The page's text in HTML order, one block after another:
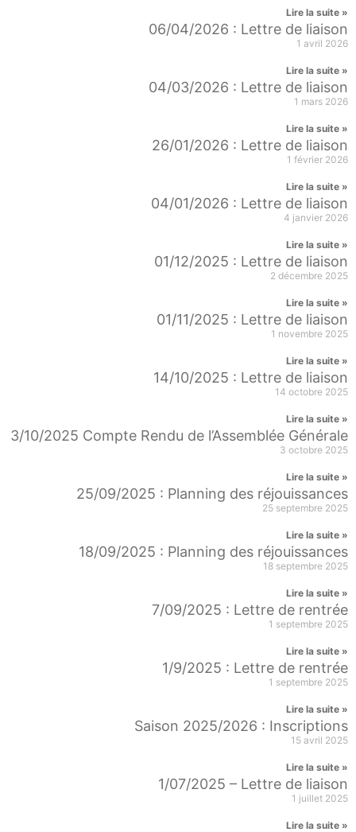
Lire la suite »
06/04/2026 : Lettre de liaison
1 avril 2026
Lire la suite »
04/03/2026 : Lettre de liaison
1 mars 2026
Lire la suite »
26/01/2026 : Lettre de liaison
1 février 2026
Lire la suite »
04/01/2026 : Lettre de liaison
4 janvier 2026
Lire la suite »
01/12/2025 : Lettre de liaison
2 décembre 2025
Lire la suite »
01/11/2025 : Lettre de liaison
1 novembre 2025
Lire la suite »
14/10/2025 : Lettre de liaison
14 octobre 2025
Lire la suite »
3/10/2025 Compte Rendu de l’Assemblée Générale
3 octobre 2025
Lire la suite »
25/09/2025 : Planning des réjouissances
25 septembre 2025
Lire la suite »
18/09/2025 : Planning des réjouissances
18 septembre 2025
Lire la suite »
7/09/2025 : Lettre de rentrée
1 septembre 2025
Lire la suite »
1/9/2025 : Lettre de rentrée
1 septembre 2025
Lire la suite »
Saison 2025/2026 : Inscriptions
15 avril 2025
Lire la suite »
1/07/2025 – Lettre de liaison
1 juillet 2025
Lire la suite »